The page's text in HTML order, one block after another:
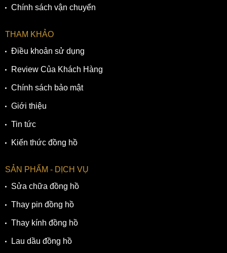
Chính sách vận chuyển
THAM KHẢO
Điều khoản sử dụng
Review Của Khách Hàng
Chính sách bảo mật
Giới thiệu
Tin tức
Kiến thức đồng hồ
SẢN PHẨM - DỊCH VỤ
Sửa chữa đồng hồ
Thay pin đồng hồ
Thay kính đồng hồ
Lau dầu đồng hồ